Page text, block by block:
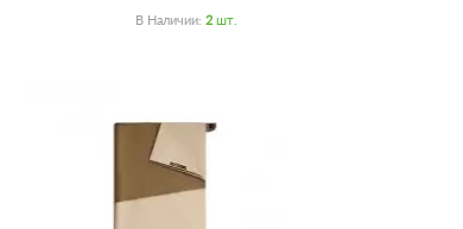
В Наличии: 2 Шт.